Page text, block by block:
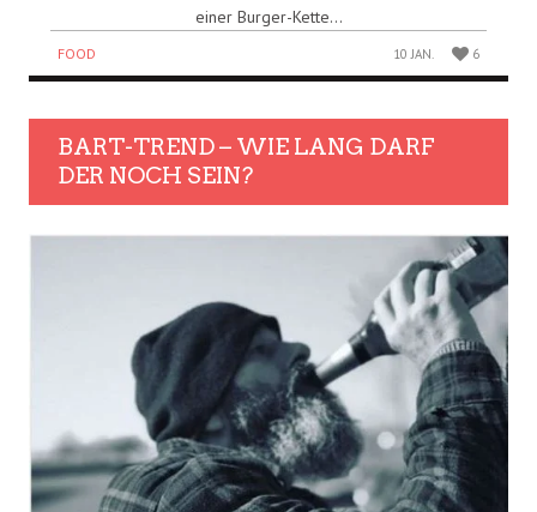
einer Burger-Kette...
FOOD 10 JAN. 6
BART-TREND – WIE LANG DARF
DER NOCH SEIN?